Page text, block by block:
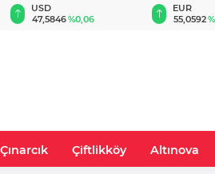
USD
47,5846%0,06
EUR
55,0592
Çınarcık Çiftlikköy Altınova